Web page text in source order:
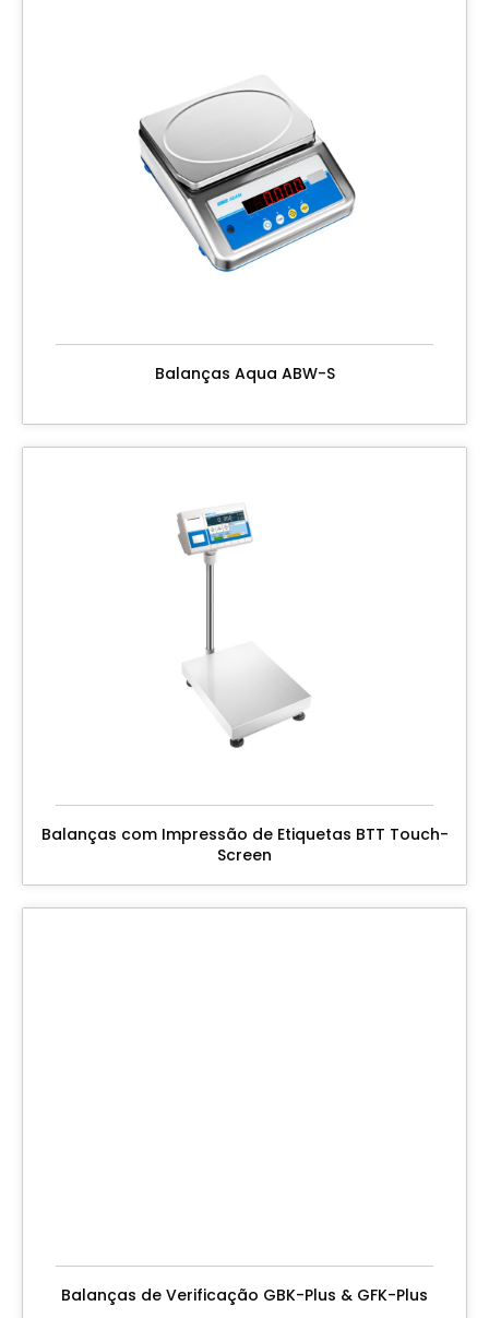
Balanças Aqua ABW-S
Balanças com Impressão de Etiquetas BTT Touch-
Screen
Balanças de Verificação GBK-Plus & GFK-Plus